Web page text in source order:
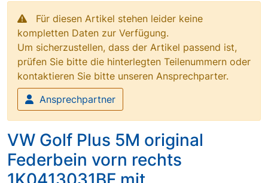
Für diesen Artikel stehen leider keine
kompletten Daten zur Verfügung.
Um sicherzustellen, dass der Artikel passend ist,
prüfen Sie bitte die hinterlegten Teilenummern oder
kontaktieren Sie bitte unseren Ansprechparter.
Ansprechpartner
VW Golf Plus 5M original
Federbein vorn rechts